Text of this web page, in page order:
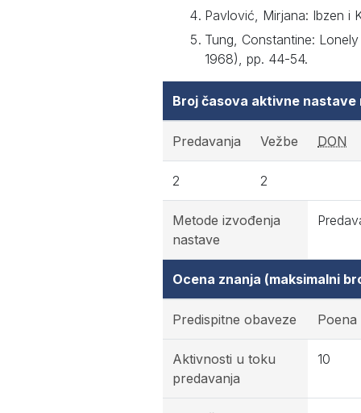
Pavlović, Mirjana: Ibzen i
Tung, Constantine:
1968), pp. 44-54.
Broj časova aktivne
Predavanja Vežbe DON
2 2
Metode izvođenja
nastave
Ocena znanja (maksimalni
Predispitne obaveze Poena
Aktivnosti u toku
predavanja
10